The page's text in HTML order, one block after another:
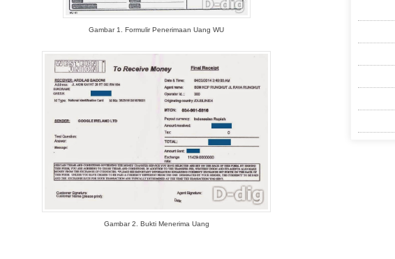
Gambar 1. Formulir Penerimaan Uang WU
Gambar 2. Bukti Menerima Uang